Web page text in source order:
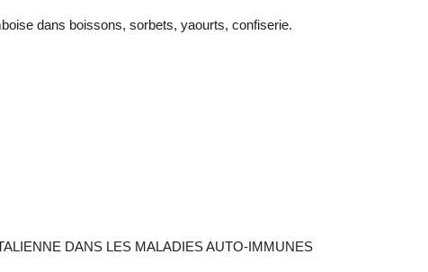
dans boissons, sorbets, yaourts, confiserie.
DANS LES MALADIES AUTO-IMMUNES